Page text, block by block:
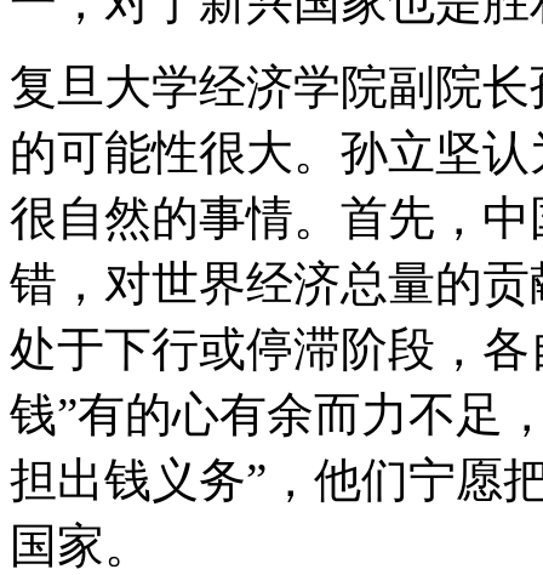
复旦大学经济学院副院
的可能性很大。孙立坚
很自然的事情。首先，
错，对世界经济总量的
处于下行或停滞阶段，
钱”有的心有余而力不足
担出钱义务”，他们宁愿
国家。